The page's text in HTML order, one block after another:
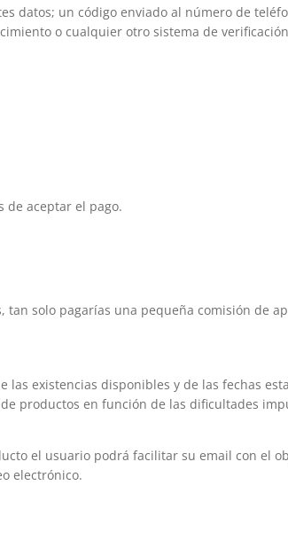
datos; un código enviado al número de
o cualquier otro sistema de
de aceptar el pago.
solo pagarías una pequeña comisión de
existencias disponibles y de las fechas
productos en función de las dificultades
el usuario podrá facilitar su email con el
electrónico.